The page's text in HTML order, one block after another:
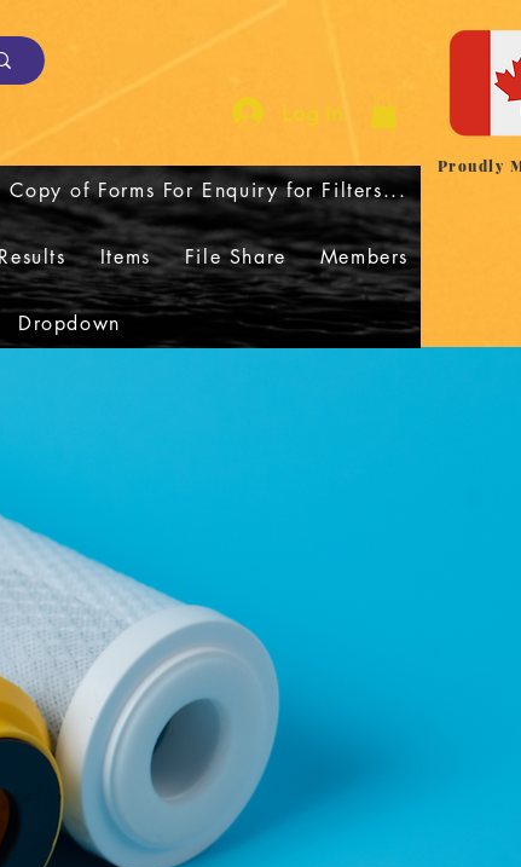
Log In
Copy of Forms For Enquiry for Filters...
Items File Share Members
Dropdown
Proudly